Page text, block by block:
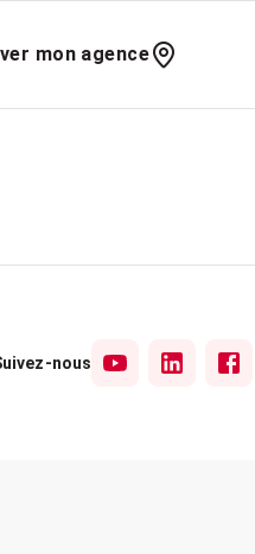
mon agence
nous